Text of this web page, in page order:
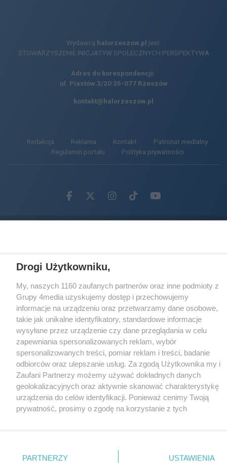
Wydawcą halorzeszow.pl jest:
STOWARZYSZENIE INICJATYW SPOŁECZNYCH PERSPEKTYWA
Adres do korespondencji:
ul. Piastów 3/20 35-077 Rzeszów
kontakt@halorzeszow.pl
Redakcja Reklama Kontakt
Patronat medialny
Regulamin portalu
Polityka prywatności
Facebook.com
X.comInstagram.com
Tiktok.comYoutube.com
Drogi Użytkowniku,
My, naszych 1160 zaufanych partnerów oraz inne podmioty z
Grupy 4media uzyskujemy dostęp i przechowujemy
informacje na urządzeniu oraz przetwarzamy dane osobowe,
takie jak unikalne identyfikatory, standardowe informacje
wysyłane przez urządzenie czy dane przeglądania w celu
zapewniania spersonalizowanych reklam, wybór
spersonalizowanych treści, pomiar reklam i treści, badanie
odbiorców oraz ulepszanie usług. Za zgodą Użytkownika my i
Zaufani Partnerzy możemy używać dokładnych danych
geolokalizacyjnych oraz aktywnie skanować charakterystykę
urządzenia do celów identyfikacji. Ponieważ cenimy Twoją
prywatność, prosimy o zgodę na korzystanie z tych
. Niektóre rodzaje przetwarzania
PARTNERZY USTAWIENIA